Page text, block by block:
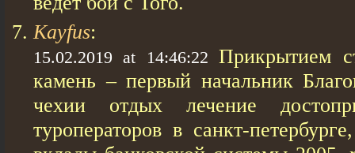
Kayfus:
15.02.2019 at 14:46:22 Прикрытием
камень – первый начальник
чехии отдых лечение
туроператоров в санкт-